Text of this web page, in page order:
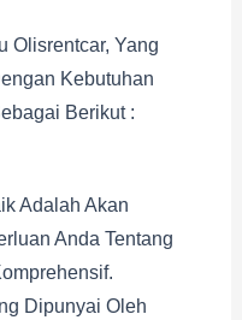
Olisrentcar, Yang
Kebutuhan
Berikut :
Adalah Akan
Anda Tentang
Dipunyai Oleh